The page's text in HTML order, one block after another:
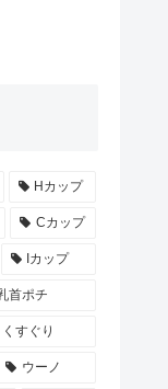
Hカップ
Cカップ
Iカップ
首ポチ
くすぐり
ウーノ